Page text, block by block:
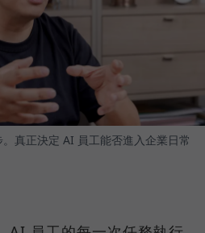
真正決定 AI 員工能否進入企業日常